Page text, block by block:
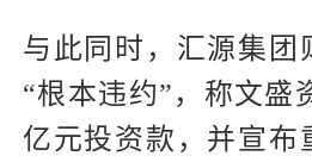
与此同时，汇源集团
“根本违约”，称文盛
亿元投资款，并宣布